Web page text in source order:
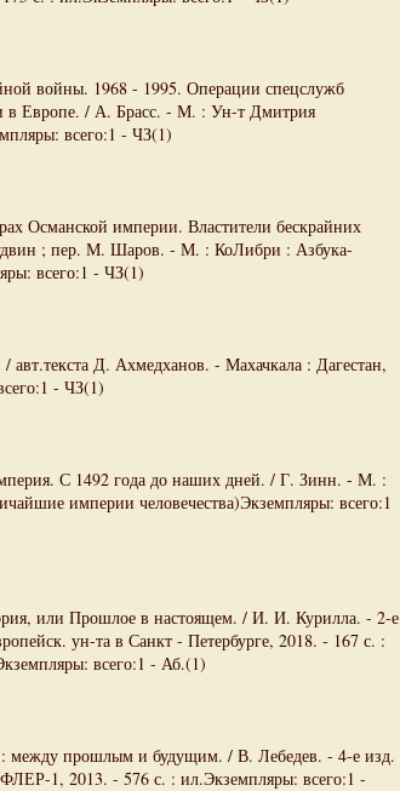
войны. 1968 - 1995. Операции спецслужб
в Европе. / А. Брасс. - М. : Ун-т Дмитрия
всего:1 - ЧЗ(1)
Османской империи. Властители бескрайних
; пер. М. Шаров. - М. : КоЛибри : Азбука-
всего:1 - ЧЗ(1)
авт.текста Д. Ахмедханов. - Махачкала : Дагестан,
- ЧЗ(1)
С 1492 года до наших дней. / Г. Зинн. - М. :
империи человечества)Экземпляры: всего:1
или Прошлое в настоящем. / И. И. Курилла. - 2-е
ун-та в Санкт - Петербурге, 2018. - 167 с. :
всего:1 - Аб.(1)
между прошлым и будущим. / В. Лебедев. - 4-е изд.
1, 2013. - 576 с. : ил.Экземпляры: всего:1 -